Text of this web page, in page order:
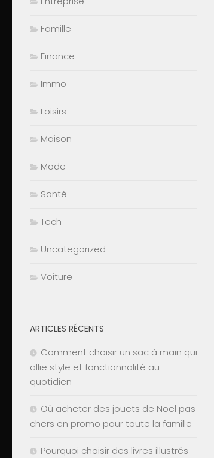
Famille
Finance
Immo
Loisirs
Maison
Mode
Santé
Tech
Uncategorized
Voiture
ARTICLES RÉCENTS
Comment choisir un sac à main qui
allie style et fonctionnalité au
quotidien
Où acheter des jouets de Noël pas
chers en promo pour toute la famille
Pourquoi choisir des livres illustrés